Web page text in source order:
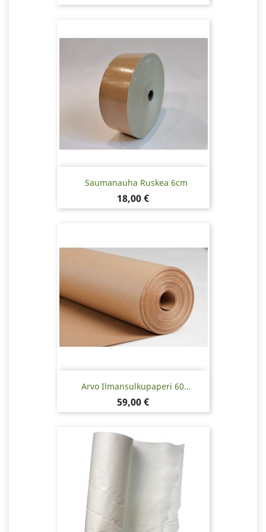
Saumanauha Ruskea 6cm
Hinta
18,00 €
Arvo Ilmansulkupaperi 60...
Hinta
59,00 €